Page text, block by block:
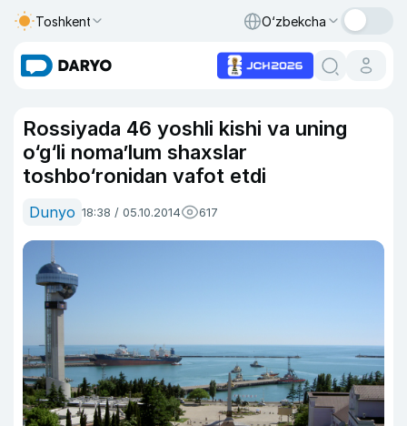
Toshkent O‘zbekcha
Rossiyada 46 yoshli kishi va uning
o‘g‘li noma’lum shaxslar
toshbo‘ronidan vafot etdi
Dunyo 18:38 / 05.10.2014 617